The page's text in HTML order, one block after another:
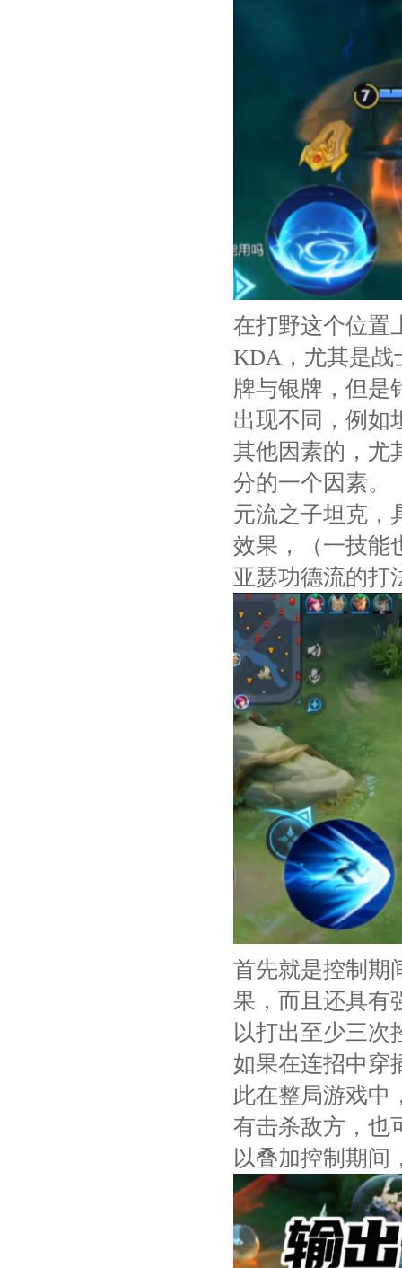
在打野这个位置
KDA，尤其是战
牌与银牌，但是
出现不同，例如
其他因素的，尤
分的一个因素。
元流之子坦克，
效果，（一技能
亚瑟功德流的打
首先就是控制期
果，而且还具有
以打出至少三次
如果在连招中穿
此在整局游戏中
有击杀敌方，也
以叠加控制期间